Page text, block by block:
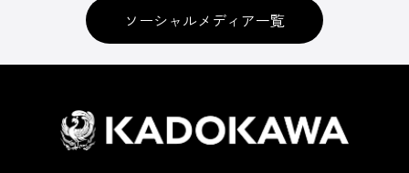
ソーシャルメディア一覧